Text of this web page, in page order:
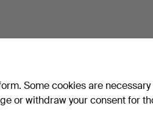
Some cookies are necessary
or withdraw your consent for